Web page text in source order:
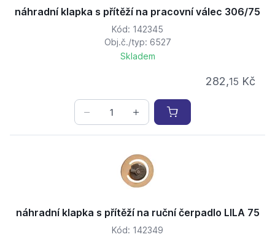
náhradní klapka s přítěží na pracovní válec 306/75
Kód: 142345
Obj.č./typ: 6527
Skladem
282,15 Kč
náhradní klapka s přítěží na ruční čerpadlo LILA 75
Kód: 142349